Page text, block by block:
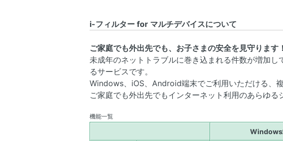
i-フィルター for マルチデバイスについて
ご家庭でも外出先でも、お子さまの安全を見守ります！
未成年のネットトラブルに巻き込まれる件数が増加
るサービスです。
Windows、iOS、Android端末でご利用いただける、
ご家庭でも外出先でもインターネット利用のあらゆる
機能一覧
Windows